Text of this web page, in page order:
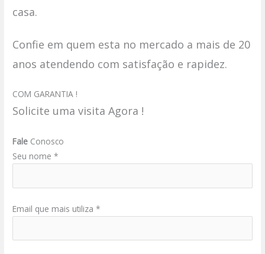
casa.
Confie em quem esta no mercado a mais de 20
anos atendendo com satisfação e rapidez.
COM GARANTIA !
Solicite uma visita Agora !
Fale Conosco
Seu nome *
Email que mais utiliza *